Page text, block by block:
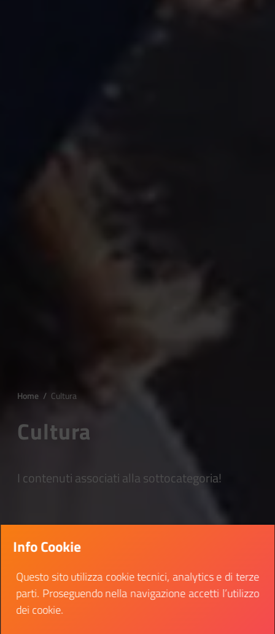
Home / Cultura
Cultura
I contenuti associati alla sottocategoria!
Info Cookie
Questo sito utilizza cookie tecnici, analytics e di terze
parti. Proseguendo nella navigazione accetti l’utilizzo
dei cookie.